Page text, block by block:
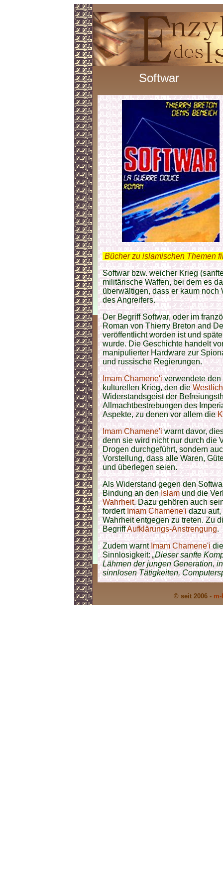
Softwar
Bücher zu islamischen Themen
Softwar bzw. weicher Krieg
militärische Waffen, bei dem es
überwältigen, dass er kaum
des Angreifers.
Der Begriff Softwar, oder im
Roman von Thierry Breton and
veröffentlicht worden ist und
wurde. Die Geschichte handelt
manipulierter Hardware zur
und russische Regierungen.
Imam Chamene'iverwendete den
kulturellen Krieg, den die
Widerstandsgeist der
Allmachtbestrebungen des
Aspekte, zu denen vor allem die
Imam Chamene'iwarnt davor,
denn sie wird nicht nur durch die
Drogen durchgeführt, sondern
Vorstellung, dass alle Waren,
und überlegen seien.
Als Widerstand gegen den
Bindung an denIslamund die
Wahrheit. Dazu gehören auch
fordertImam Chamene'idazu
Wahrheit entgegen zu treten. Zu
BegriffAufklärungs-Anstrengung.
Zudem warntImam Chamene'idie
Sinnlosigkeit:„Dieser sanfte
Lähmen der jungen Generation,
sinnlosen Tätigkeiten,
© seit 2006 -